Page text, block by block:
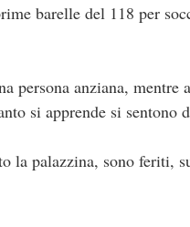
barelle del 118 per
persona anziana, mentre
si apprende si sentono
la palazzina, sono feriti,